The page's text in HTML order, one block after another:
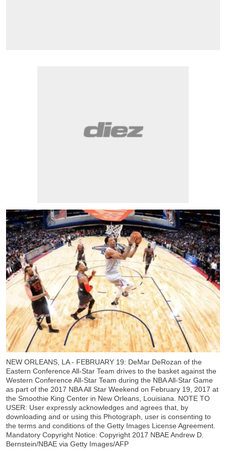
NEW ORLEANS, LA - FEBRUARY 19: DeMar DeRozan of the
Eastern Conference All-Star Team drives to the basket against the
Western Conference All-Star Team during the NBA All-Star Game
as part of the 2017 NBA All Star Weekend on February 19, 2017 at
the Smoothie King Center in New Orleans, Louisiana. NOTE TO
USER: User expressly acknowledges and agrees that, by
downloading and or using this Photograph, user is consenting to
the terms and conditions of the Getty Images License Agreement.
Mandatory Copyright Notice: Copyright 2017 NBAE Andrew D.
Bernstein/NBAE via Getty Images/AFP